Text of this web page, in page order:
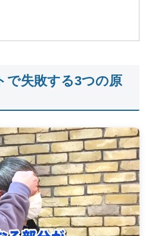
で失敗する3つの原